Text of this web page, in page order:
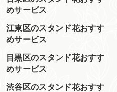
めサービス
江東区のスタンド花おすす
めサービス
目黒区のスタンド花おすす
めサービス
渋谷区のスタンド花おすす